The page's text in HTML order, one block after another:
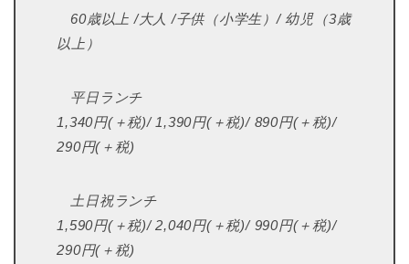
60歳以上 /大人 /子供（小学生）/ 幼児（3歳
以上）
平日ランチ
1,340円(＋税)/ 1,390円(＋税)/ 890円(＋税)/
290円(＋税)
土日祝ランチ
1,590円(＋税)/ 2,040円(＋税)/ 990円(＋税)/
290円(＋税)